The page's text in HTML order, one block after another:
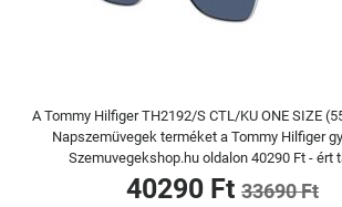
A Tommy Hilfiger TH2192/S CTL/KU ONE SIZE
Napszemüvegek terméket a Tommy Hilfiger
Szemuvegekshop.hu oldalon 40290 Ft - ért
40290 Ft 33690 Ft